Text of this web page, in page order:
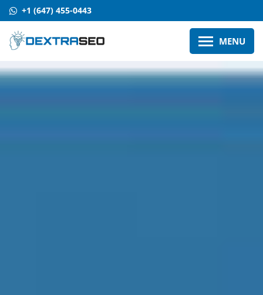
+1 (647) 455-0443
MENU